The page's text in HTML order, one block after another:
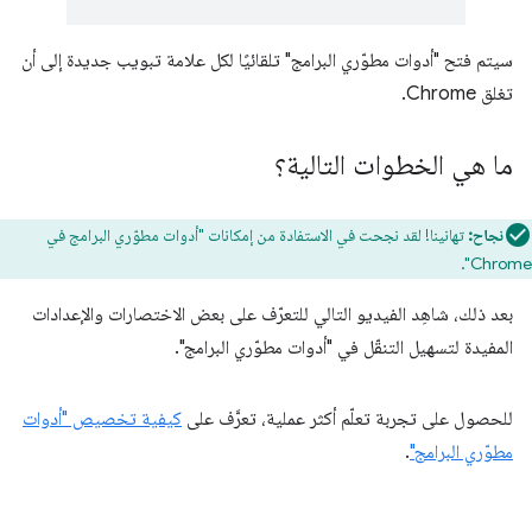
سيتم فتح "أدوات مطوّري البرامج" تلقائيًا لكل علامة تبويب جديدة إلى أن
تغلق Chrome.
ما هي الخطوات التالية؟
نجاح: تهانينا! لقد نجحت في الاستفادة من إمكانات "أدوات مطوّري البرامج في
Chrome".
بعد ذلك، شاهِد الفيديو التالي للتعرّف على بعض الاختصارات والإعدادات
المفيدة لتسهيل التنقّل في "أدوات مطوّري البرامج".
للحصول على تجربة تعلّم أكثر عملية، تعرَّف على كيفية تخصيص "أدوات
مطوّري البرامج".